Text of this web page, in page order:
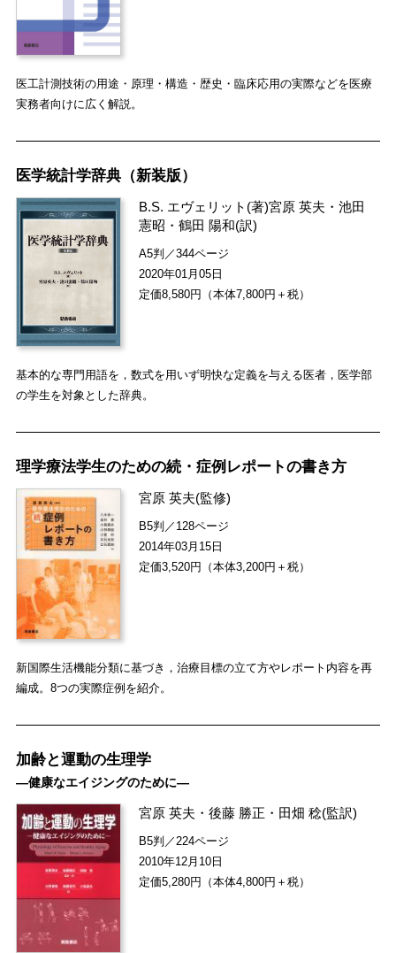
医工計測技術の用途・原理・構造・歴史・臨床応用の実際などを医療
実務者向けに広く解説。
医学統計学辞典（新装版）
B.S. エヴェリット (著)宮原 英夫 ・池田
憲昭 ・鶴田 陽和(訳)
A5判／344ページ
2020年01月05日
定価8,580円（本体7,800円＋税）
基本的な専門用語を，数式を用いず明快な定義を与える医者，医学部
の学生を対象とした辞典。
理学療法学生のための続・症例レポートの書き方
宮原 英夫(監修)
B5判／128ページ
2014年03月15日
定価3,520円（本体3,200円＋税）
新国際生活機能分類に基づき，治療目標の立て方やレポート内容を再
編成。8つの実際症例を紹介。
加齢と運動の生理学
―健康なエイジングのために―
宮原 英夫 ・後藤 勝正 ・ 田畑 稔(監訳)
B5判／224ページ
2010年12月10日
定価5,280円（本体4,800円＋税）